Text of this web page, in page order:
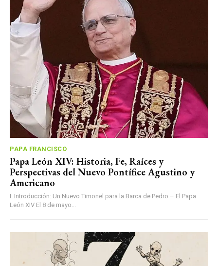
PAPA FRANCISCO
Papa León XIV: Historia, Fe, Raíces y
Perspectivas del Nuevo Pontífice Agustino y
Americano
I. Introducción: Un Nuevo Timonel para la Barca de Pedro – El Papa
León XIV El 8 de mayo...